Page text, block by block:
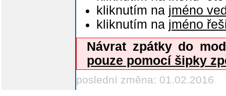
kliknutím na jméno
kliknutím na jméno
Návrat zpátky do
pouze pomocí šipky
poslední změna: 01.02.2016